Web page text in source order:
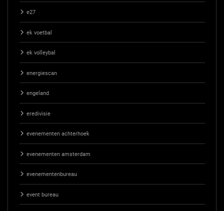
e27
ek voetbal
ek volleybal
energiescan
engeland
eredivisie
evenementen achterhoek
evenementen amsterdam
evenementenbureau
event bureau